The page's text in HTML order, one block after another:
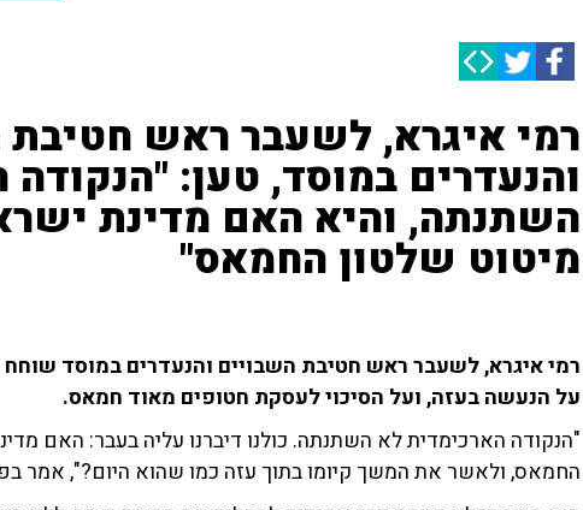
רמי איגרא, לשעבר ראש חטיבת
והנעדרים במוסד, טען:
השתנתה, והיא האם מדינת
מיטוט שלטון החמאס"
על הנעשה בעזה, ועל הסיכוי לעסקת חטופים מאוד חמאס.
"הנקודה הארכימדית לא השתנתה. כולנו דיברנו עליה בעבר: האם
החמאס, ולאשר את המשך קיומו בתוך עזה כמו שהוא היום?", אמר